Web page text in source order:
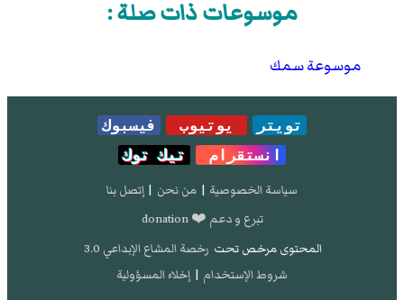
موسوعات ذات صلة :
موسوعة سمك
تويتر يوتيوب
فيسبوك
انستقرام
تيك توك
سياسة الخصوصية | من نحن | إتصل بنا
تبرع و دعم ❤️ donation
المحتوى مرخص تحت رخصة المشاع الإبداعي 3.0
شروط الإستخدام | إخلاء المسؤولية